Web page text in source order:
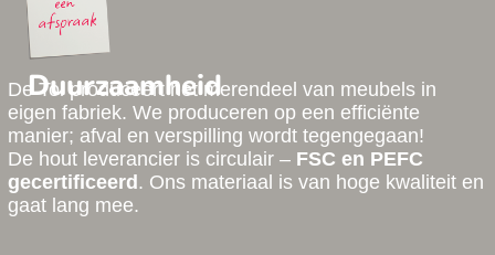
Duurzaamheid
De Tol produceert het merendeel van meubels in
eigen fabriek. We produceren op een efficiënte
manier; afval en verspilling wordt tegengegaan!
De hout leverancier is circulair – FSC en PEFC
gecertificeerd . Ons materiaal is van hoge kwaliteit en
gaat lang mee.